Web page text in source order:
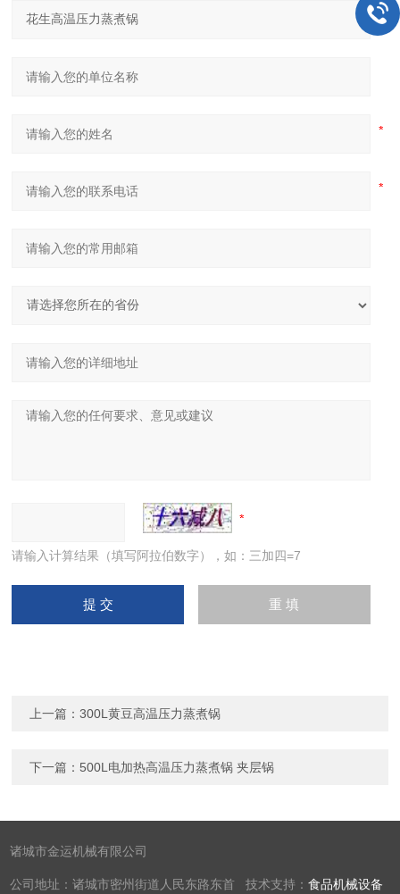
请输入计算结果（填写阿拉伯数字），如：三加四=7
上一篇：300L黄豆高温压力蒸煮锅
下一篇： 500L电加热高温压力蒸煮锅 夹层锅
诸城市金运机械有限公司
公司地址：诸城市密州街道人民东路东首 技术支持：食品机械设备